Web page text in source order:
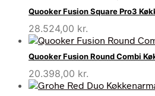
Quooker Fusion Square Pro3
28.524,00 kr.
Quooker Fusion Round Combi
20.398,00 kr.